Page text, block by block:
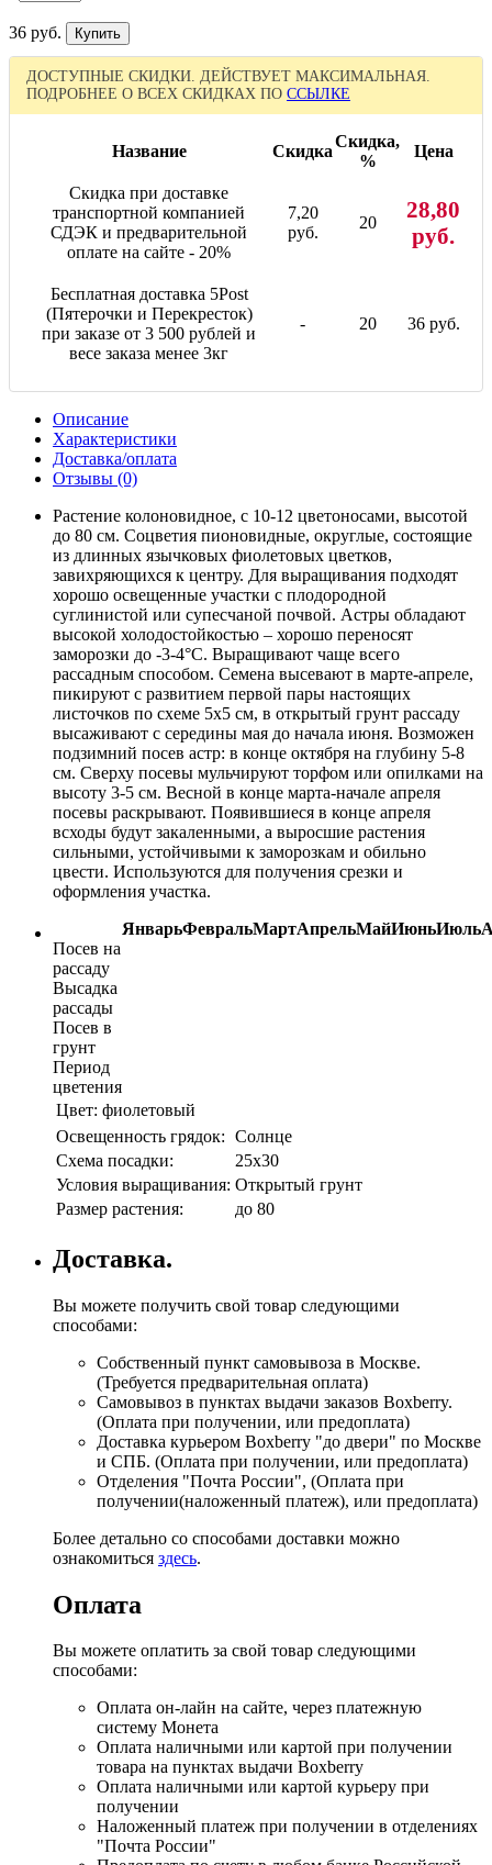
36 руб.
ДОСТУПНЫЕ СКИДКИ. ДЕЙСТВУЕТ МАКСИМАЛЬНАЯ.
ПОДРОБНЕЕ О ВСЕХ СКИДКАХ ПО ССЫЛКЕ
Название Скидка
Скидка,
%
Цена
Скидка при доставке
транспортной компанией
СДЭК и предварительной
оплате на сайте - 20%
7,20
руб.
20
28,80
руб.
Бесплатная доставка 5Post
(Пятерочки и Перекресток)
при заказе от 3 500 рублей и
весе заказа менее 3кг
- 20 36 руб.
Описание
Характеристики
Доставка/оплата
Отзывы (0)
Растение колоновидное, с 10-12 цветоносами, высотой
до 80 см. Соцветия пионовидные, округлые, состоящие
из длинных язычковых фиолетовых цветков,
завихряющихся к центру. Для выращивания подходят
хорошо освещенные участки с плодородной
суглинистой или супесчаной почвой. Астры обладают
высокой холодостойкостью – хорошо переносят
заморозки до -3-4°C. Выращивают чаще всего
рассадным способом. Семена высевают в марте-апреле,
пикируют с развитием первой пары настоящих
листочков по схеме 5х5 см, в открытый грунт рассаду
высаживают с середины мая до начала июня. Возможен
подзимний посев астр: в конце октября на глубину 5-8
см. Сверху посевы мульчируют торфом или опилками на
высоту 3-5 см. Весной в конце марта-начале апреля
посевы раскрывают. Появившиеся в конце апреля
всходы будут закаленными, а выросшие растения
сильными, устойчивыми к заморозкам и обильно
цвести. Используются для получения срезки и
оформления участка.
ЯнварьФевральМартАпрельМайИюньИюль
Посев на
рассаду
Высадка
рассады
Посев в
грунт
Период
цветения
Цвет: фиолетовый
Освещенность грядок: Солнце
Схема посадки:
25х30
Условия выращивания: Открытый грунт
Размер растения:
до 80
Доставка.
Вы можете получить свой товар следующими
способами:
Собственный пункт самовывоза в Москве.
(Требуется предварительная оплата)
Самовывоз в пунктах выдачи заказов Boxberry.
(Оплата при получении, или предоплата)
Доставка курьером Boxberry "до двери" по Москве
и СПБ. (Оплата при получении, или предоплата)
Отделения "Почта России", (Оплата при
получении(наложенный платеж), или предоплата)
Более детально со способами доставки можно
ознакомиться здесь.
Оплата
Вы можете оплатить за свой товар следующими
способами:
Оплата он-лайн на сайте, через платежную
систему Монета
Оплата наличными или картой при получении
товара на пунктах выдачи Boxberry
Оплата наличными или картой курьеру при
получении
Наложенный платеж при получении в отделениях
"Почта России"